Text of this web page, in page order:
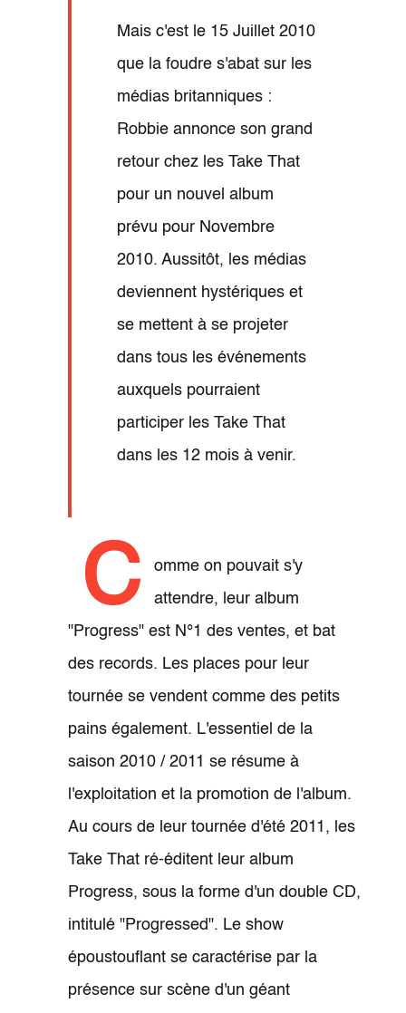
Mais c'est le 15 Juillet 2010
que la foudre s'abat sur les
médias britanniques :
Robbie annonce son grand
retour chez les Take That
pour un nouvel album
prévu pour Novembre
2010. Aussitôt, les médias
deviennent hystériques et
se mettent à se projeter
dans tous les événements
auxquels pourraient
participer les Take That
dans les 12 mois à venir.
C
omme on pouvait s'y
attendre, leur album
"Progress" est N°1 des ventes, et bat
des records. Les places pour leur
tournée se vendent comme des petits
pains également. L'essentiel de la
saison 2010 / 2011 se résume à
l'exploitation et la promotion de l'album.
Au cours de leur tournée d'été 2011, les
Take That ré-éditent leur album
Progress, sous la forme d'un double CD,
intitulé "Progressed". Le show
époustouflant se caractérise par la
présence sur scène d'un géant